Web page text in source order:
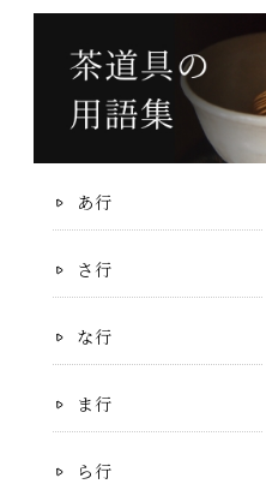
あ行
さ行
な行
ま行
ら行